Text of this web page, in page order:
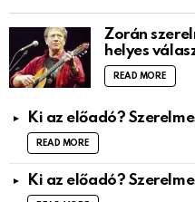
Zorán
helyes
READ MORE
Ki az előadó?
READ MORE
Ki az előadó?